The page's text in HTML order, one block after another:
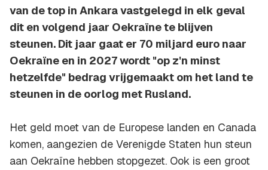
van de top in Ankara vastgelegd in elk geval
dit en volgend jaar Oekraïne te blijven
steunen. Dit jaar gaat er 70 miljard euro naar
Oekraïne en in 2027 wordt "op z'n minst
hetzelfde" bedrag vrijgemaakt om het land te
steunen in de oorlog met Rusland.
Het geld moet van de Europese landen en Canada
komen, aangezien de Verenigde Staten hun steun
aan Oekraïne hebben stopgezet. Ook is een groot